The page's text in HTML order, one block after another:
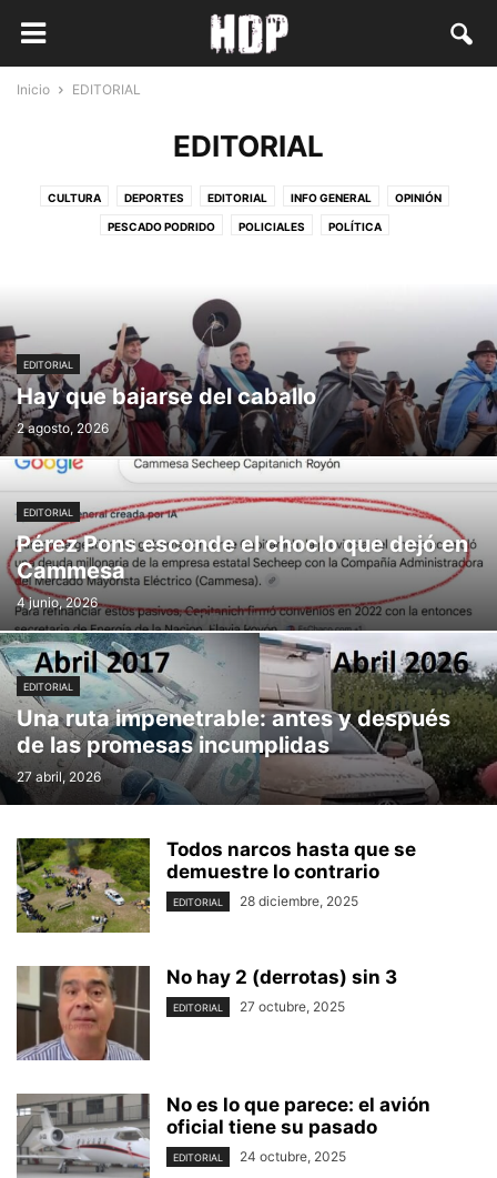
Inicio EDITORIAL
EDITORIAL
CULTURA DEPORTES EDITORIAL INFO GENERAL OPINIÓN
PESCADO PODRIDO POLICIALES POLÍTICA
EDITORIAL
Hay que bajarse del caballo
2 agosto, 2026
EDITORIAL
Pérez Pons esconde el choclo que dejó en
Cammesa
4 junio, 2026
EDITORIAL
Una ruta impenetrable: antes y después
de las promesas incumplidas
27 abril, 2026
Todos narcos hasta que se
demuestre lo contrario
EDITORIAL 28 diciembre, 2025
No hay 2 (derrotas) sin 3
EDITORIAL 27 octubre, 2025
No es lo que parece: el avión
oficial tiene su pasado
EDITORIAL 24 octubre, 2025